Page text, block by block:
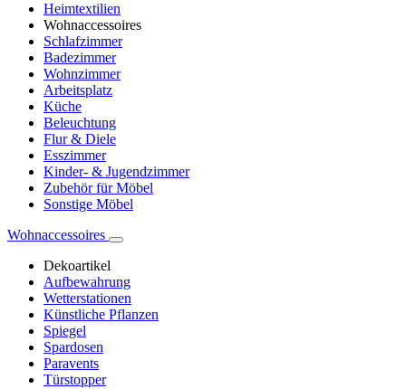
Heimtextilien
Wohnaccessoires
Schlafzimmer
Badezimmer
Wohnzimmer
Arbeitsplatz
Küche
Beleuchtung
Flur & Diele
Esszimmer
Kinder- & Jugendzimmer
Zubehör für Möbel
Sonstige Möbel
Wohnaccessoires
Dekoartikel
Aufbewahrung
Wetterstationen
Künstliche Pflanzen
Spiegel
Spardosen
Paravents
Türstopper